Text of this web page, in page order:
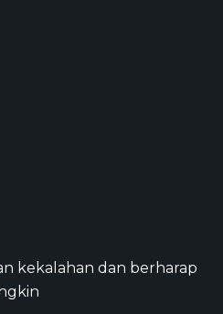
kekalahan dan berharap